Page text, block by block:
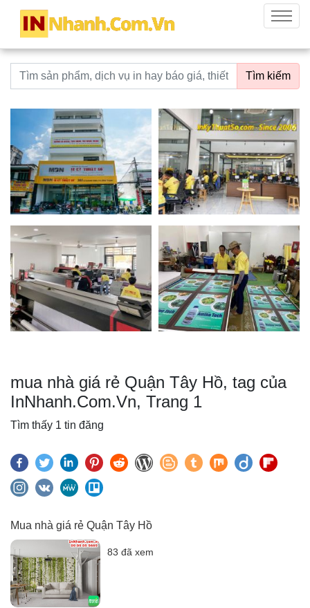
innhanh.com.vn
Menu
Từ khoá tìm kiếm Tìm kiếm
mua nhà giá rẻ Quận Tây Hồ, tag của
InNhanh.Com.Vn, Trang 1
Tìm thấy 1 tin đăng
Mua nhà giá rẻ Quận Tây Hồ
83 đã xem